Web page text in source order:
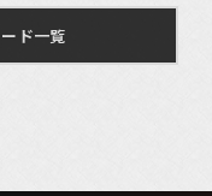
ド一覧